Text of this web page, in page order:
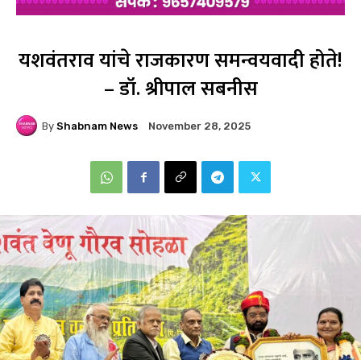
यशवंतराव यांचे राजकारण समन्वयवादी होते!
– डॉ. श्रीपाल सबनीस
By Shabnam News November 28, 2025